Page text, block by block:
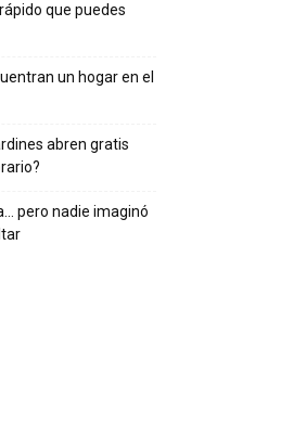
que puedes
un hogar en el
abren gratis
pero nadie imaginó